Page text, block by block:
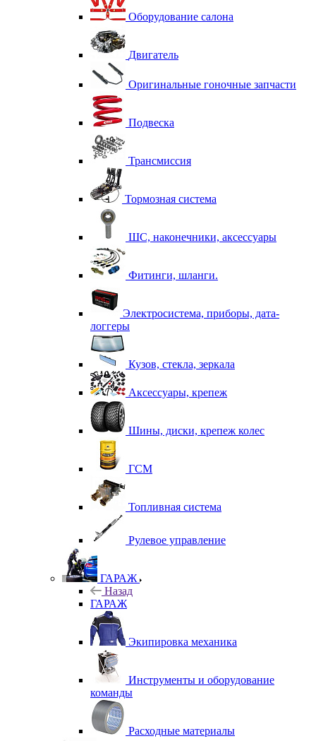
Оборудование салона
Двигатель
Оригинальные гоночные запчасти
Подвеска
Трансмиссия
Тормозная система
ШС, наконечники, аксессуары
Фитинги, шланги.
Электросистема, приборы, дата-
логгеры
Кузов, стекла, зеркала
Аксессуары, крепеж
Шины, диски, крепеж колес
ГСМ
Топливная система
Рулевое управление
ГАРАЖ
Назад
ГАРАЖ
Экипировка механика
Инструменты и оборудование
команды
Расходные материалы